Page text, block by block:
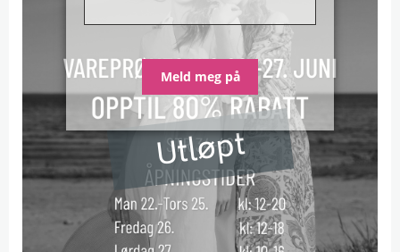
Utløpt